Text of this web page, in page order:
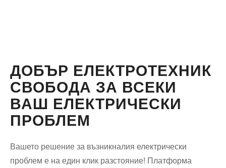
ДОБЪР ЕЛЕКТРОТЕХНИК
СВОБОДА ЗА ВСЕКИ
ВАШ ЕЛЕКТРИЧЕСКИ
ПРОБЛЕМ
Вашето решение за възникналия електрически
проблем е на един клик разстояние! Платформа